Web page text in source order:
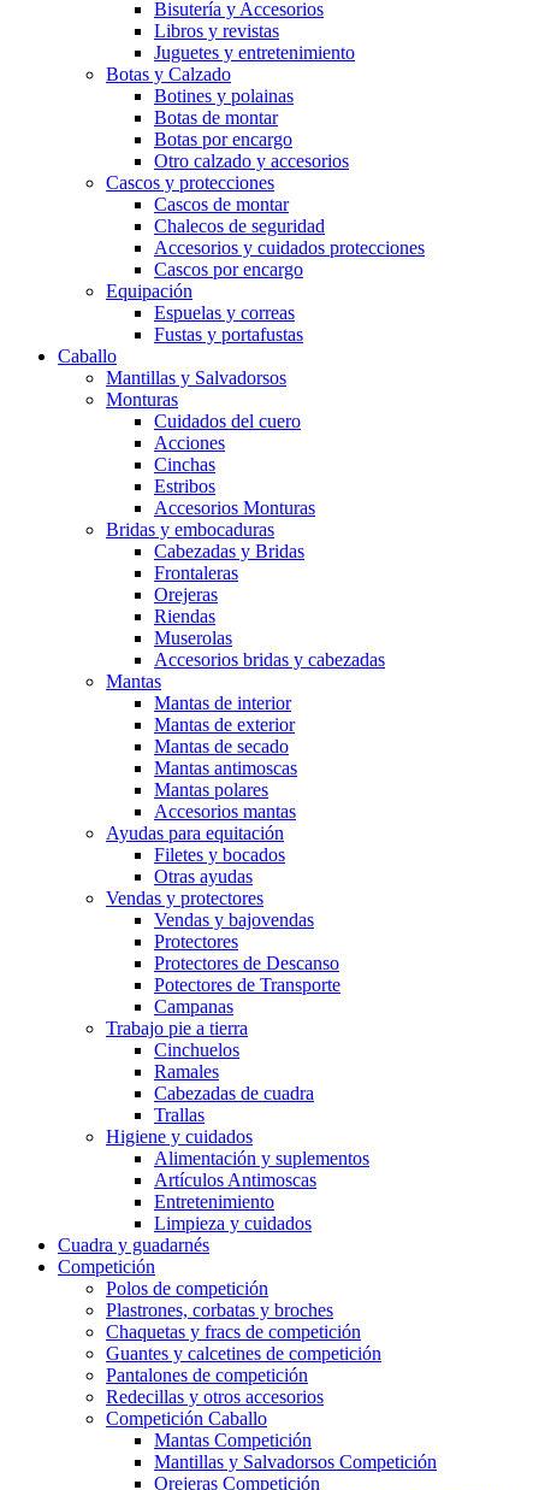
Bisutería y Accesorios
Libros y revistas
Juguetes y entretenimiento
Botas y Calzado
Botines y polainas
Botas de montar
Botas por encargo
Otro calzado y accesorios
Cascos y protecciones
Cascos de montar
Chalecos de seguridad
Accesorios y cuidados protecciones
Cascos por encargo
Equipación
Espuelas y correas
Fustas y portafustas
Caballo
Mantillas y Salvadorsos
Monturas
Cuidados del cuero
Acciones
Cinchas
Estribos
Accesorios Monturas
Bridas y embocaduras
Cabezadas y Bridas
Frontaleras
Orejeras
Riendas
Muserolas
Accesorios bridas y cabezadas
Mantas
Mantas de interior
Mantas de exterior
Mantas de secado
Mantas antimoscas
Mantas polares
Accesorios mantas
Ayudas para equitación
Filetes y bocados
Otras ayudas
Vendas y protectores
Vendas y bajovendas
Protectores
Protectores de Descanso
Potectores de Transporte
Campanas
Trabajo pie a tierra
Cinchuelos
Ramales
Cabezadas de cuadra
Trallas
Higiene y cuidados
Alimentación y suplementos
Artículos Antimoscas
Entretenimiento
Limpieza y cuidados
Cuadra y guadarnés
Competición
Polos de competición
Plastrones, corbatas y broches
Chaquetas y fracs de competición
Guantes y calcetines de competición
Pantalones de competición
Redecillas y otros accesorios
Competición Caballo
Mantas Competición
Mantillas y Salvadorsos Competición
Orejeras Competición